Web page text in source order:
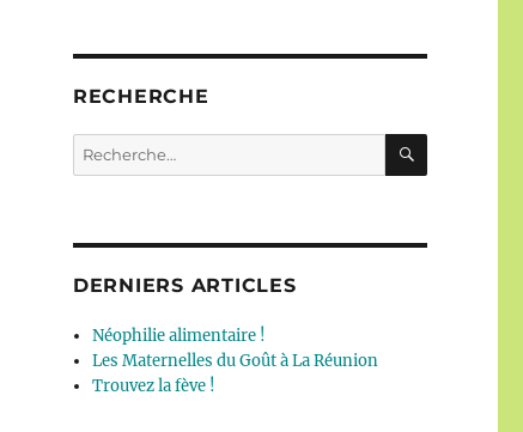
RECHERCHE
Recherche
pour :
DERNIERS ARTICLES
Néophilie alimentaire !
Les Maternelles du Goût à La Réunion
Trouvez la fève !